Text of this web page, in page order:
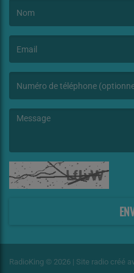
RadioKing © 2026 | Site radio créé